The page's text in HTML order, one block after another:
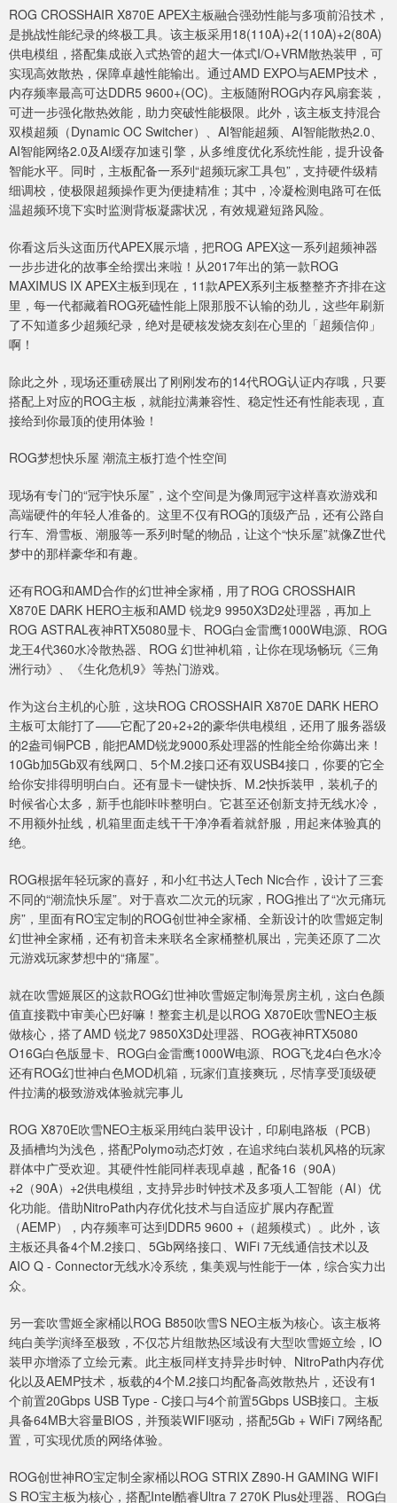
ROG CROSSHAIR X870E APEX主板融合强劲性能与多项前沿技术，
是挑战性能纪录的终极工具。该主板采用18(110A)+2(110A)+2(80A)
供电模组，搭配集成嵌入式热管的超大一体式I/O+VRM散热装甲，可
实现高效散热，保障卓越性能输出。通过AMD EXPO与AEMP技术，
内存频率最高可达DDR5 9600+(OC)。主板随附ROG内存风扇套装，
可进一步强化散热效能，助力突破性能极限。此外，该主板支持混合
双模超频（Dynamic OC Switcher）、AI智能超频、AI智能散热2.0、
AI智能网络2.0及AI缓存加速引擎，从多维度优化系统性能，提升设备
智能水平。同时，主板配备一系列“超频玩家工具包”，支持硬件级精
细调校，使极限超频操作更为便捷精准；其中，冷凝检测电路可在低
温超频环境下实时监测背板凝露状况，有效规避短路风险。
你看这后头这面历代APEX展示墙，把ROG APEX这一系列超频神器
一步步进化的故事全给摆出来啦！从2017年出的第一款ROG
MAXIMUS IX APEX主板到现在，11款APEX系列主板整整齐齐排在这
里，每一代都藏着ROG死磕性能上限那股不认输的劲儿，这些年刷新
了不知道多少超频纪录，绝对是硬核发烧友刻在心里的「超频信仰」
啊！
除此之外，现场还重磅展出了刚刚发布的14代ROG认证内存哦，只要
搭配上对应的ROG主板，就能拉满兼容性、稳定性还有性能表现，直
接给到你最顶的使用体验！
ROG梦想快乐屋 潮流主板打造个性空间
现场有专门的“冠宇快乐屋”，这个空间是为像周冠宇这样喜欢游戏和
高端硬件的年轻人准备的。这里不仅有ROG的顶级产品，还有公路自
行车、滑雪板、潮服等一系列时髦的物品，让这个“快乐屋”就像Z世代
梦中的那样豪华和有趣。
还有ROG和AMD合作的幻世神全家桶，用了ROG CROSSHAIR
X870E DARK HERO主板和AMD 锐龙9 9950X3D2处理器，再加上
ROG ASTRAL夜神RTX5080显卡、ROG白金雷鹰1000W电源、ROG
龙王4代360水冷散热器、ROG 幻世神机箱，让你在现场畅玩《三角
洲行动》、《生化危机9》等热门游戏。
作为这台主机的心脏，这块ROG CROSSHAIR X870E DARK HERO
主板可太能打了——它配了20+2+2的豪华供电模组，还用了服务器级
的2盎司铜PCB，能把AMD锐龙9000系处理器的性能全给你薅出来！
10Gb加5Gb双有线网口、5个M.2接口还有双USB4接口，你要的它全
给你安排得明明白白。还有显卡一键快拆、M.2快拆装甲，装机子的
时候省心太多，新手也能咔咔整明白。它甚至还创新支持无线水冷，
不用额外扯线，机箱里面走线干干净净看着就舒服，用起来体验真的
绝。
ROG根据年轻玩家的喜好，和小红书达人Tech Nic合作，设计了三套
不同的“潮流快乐屋”。对于喜欢二次元的玩家，ROG推出了“次元痛玩
房”，里面有RO宝定制的ROG创世神全家桶、全新设计的吹雪姬定制
幻世神全家桶，还有初音未来联名全家桶整机展出，完美还原了二次
元游戏玩家梦想中的“痛屋”。
就在吹雪姬展区的这款ROG幻世神吹雪姬定制海景房主机，这白色颜
值直接戳中审美心巴好嘛！整套主机是以ROG X870E吹雪NEO主板
做核心，搭了AMD 锐龙7 9850X3D处理器、ROG夜神RTX5080
O16G白色版显卡、ROG白金雷鹰1000W电源、ROG飞龙4白色水冷
还有ROG幻世神白色MOD机箱，玩家们直接爽玩，尽情享受顶级硬
件拉满的极致游戏体验就完事儿
ROG X870E吹雪NEO主板采用纯白装甲设计，印刷电路板（PCB）
及插槽均为浅色，搭配Polymo动态灯效，在追求纯白装机风格的玩家
群体中广受欢迎。其硬件性能同样表现卓越，配备16（90A）
+2（90A）+2供电模组，支持异步时钟技术及多项人工智能（AI）优
化功能。借助NitroPath内存优化技术与自适应扩展内存配置
（AEMP），内存频率可达到DDR5 9600 +（超频模式）。此外，该
主板还具备4个M.2接口、5Gb网络接口、WiFi 7无线通信技术以及
AIO Q - Connector无线水冷系统，集美观与性能于一体，综合实力出
众。
另一套吹雪姬全家桶以ROG B850吹雪S NEO主板为核心。该主板将
纯白美学演绎至极致，不仅芯片组散热区域设有大型吹雪姬立绘，IO
装甲亦增添了立绘元素。此主板同样支持异步时钟、NitroPath内存优
化以及AEMP技术，板载的4个M.2接口均配备高效散热片，还设有1
个前置20Gbps USB Type - C接口与4个前置5Gbps USB接口。主板
具备64MB大容量BIOS，并预装WIFI驱动，搭配5Gb + WiFi 7网络配
置，可实现优质的网络体验。
ROG创世神RO宝定制全家桶以ROG STRIX Z890-H GAMING WIFI
S RO宝主板为核心，搭配Intel酷睿Ultra 7 270K Plus处理器、ROG白